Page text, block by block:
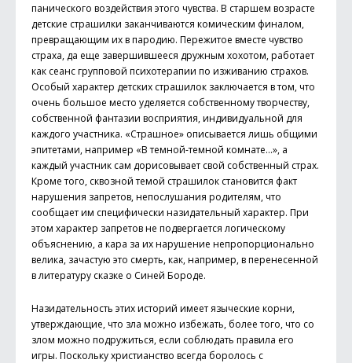
панического воздействия этого чувства. В старшем возрасте
детские страшилки заканчиваются комическим финалом,
превращающим их в пародию. Пережитое вместе чувство
страха, да еще завершившееся дружным хохотом, работает
как сеанс групповой психотерапии по изживанию страхов.
Особый характер детских страшилок заключается в том, что
очень большое место уделяется собственному творчеству,
собственной фантазии восприятия, индивидуальной для
каждого участника. «Страшное» описывается лишь общими
эпитетами, например «В темной-темной комнате…», а
каждый участник сам дорисовывает свой собственный страх.
Кроме того, сквозной темой страшилок становится факт
нарушения запретов, непослушания родителям, что
сообщает им специфически назидательный характер. При
этом характер запретов не подвергается логическому
объяснению, а кара за их нарушение непропорционально
велика, зачастую это смерть, как, например, в перенесенной
в литературу сказке о Синей Бороде.
Назидательность этих историй имеет языческие корни,
утверждающие, что зла можно избежать, более того, что со
злом можно подружиться, если соблюдать правила его
игры. Поскольку христианство всегда боролось с